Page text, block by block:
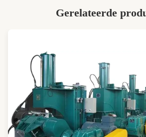
High Light: 80L Rubber Banbury
Van rubber met
Automatisch batch-
Banbury Mixer
Gerelateerde